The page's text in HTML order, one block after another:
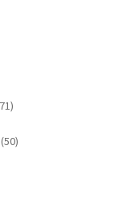
2071
5050